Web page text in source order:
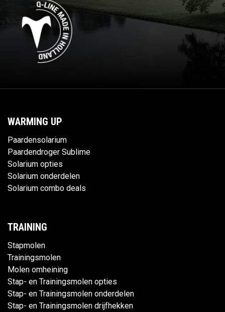
WARMING UP
Paardensolarium
Paardendroger Sublime
Solarium opties
Solarium onderdelen
Solarium combo deals
TRAINING
Stapmolen
Trainingsmolen
Molen omheining
Stap- en Trainingsmolen opties
Stap- en Trainingsmolen onderdelen
Stap- en Trainingsmolen drijfhekken